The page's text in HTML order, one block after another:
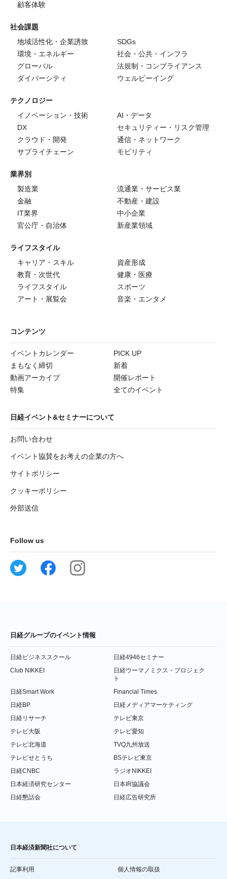
顧客体験
社会課題
地域活性化・企業誘致
SDGs
環境・エネルギー
社会・公共・インフラ
グローバル
法規制・コンプライアンス
ダイバーシティ
ウェルビーイング
テクノロジー
イノベーション・技術
AI・データ
DX
セキュリティー・リスク管理
クラウド・開発
通信・ネットワーク
サプライチェーン
モビリティ
業界別
製造業
流通業・サービス業
金融
不動産・建設
IT業界
中小企業
官公庁・自治体
新産業領域
ライフスタイル
キャリア・スキル
資産形成
教育・次世代
健康・医療
ライフスタイル
スポーツ
アート・展覧会
音楽・エンタメ
コンテンツ
イベントカレンダー
PICK UP
まもなく締切
新着
動画アーカイブ
開催レポート
特集
全てのイベント
日経イベント&セミナーについて
お問い合わせ
イベント協賛をお考えの企業の方へ
サイトポリシー
クッキーポリシー
外部送信
Follow us
日経グループのイベント情報
日経ビジネススクール
日経4946セミナー
Club NIKKEI
日経ウーマノミクス・プロジェク
ト
日経Smart Work
Financial Times
日経BP
日経メディアマーケティング
日経リサーチ
テレビ東京
テレビ大阪
テレビ愛知
テレビ北海道
TVQ九州放送
テレビせとうち
BSテレビ東京
日経CNBC
ラジオNIKKEI
日本経済研究センター
日本IR協議会
日経懇話会
日経広告研究所
日本経済新聞社について
記事利用 個人情報の取扱